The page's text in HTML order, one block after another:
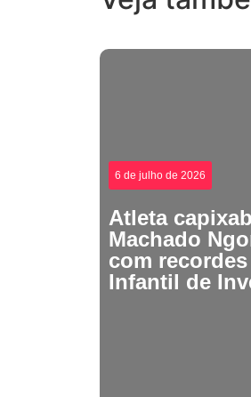
6 de julho de 2026
Atleta
Machado
com
Infantil de